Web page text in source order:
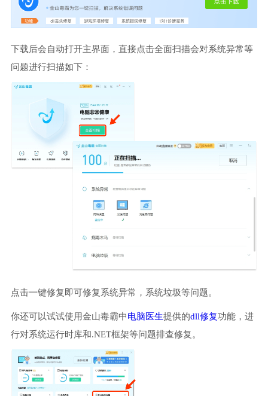
下载后会自动打开主界面，直接点击全面扫描会对系统异常等
问题进行扫描如下：
点击一键修复即可修复系统异常，系统垃圾等问题。
你还可以试试使用金山毒霸中电脑医生提供的dll修复功能，进
行对系统运行时库和.NET框架等问题排查修复。